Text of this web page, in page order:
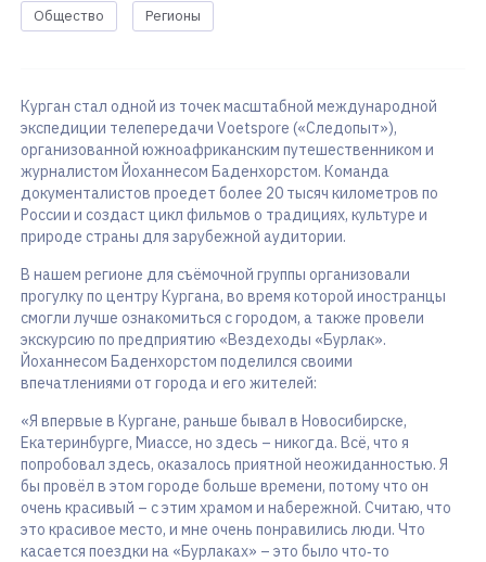
Общество Регионы
Курган стал одной из точек масштабной международной
экспедиции телепередачи Voetspore («Следопыт»),
организованной южноафриканским путешественником и
журналистом Йоханнесом Баденхорстом. Команда
документалистов проедет более 20 тысяч километров по
России и создаст цикл фильмов о традициях, культуре и
природе страны для зарубежной аудитории.
В нашем регионе для съёмочной группы организовали
прогулку по центру Кургана, во время которой иностранцы
смогли лучше ознакомиться с городом, а также провели
экскурсию по предприятию «Вездеходы «Бурлак».
Йоханнесом Баденхорстом поделился своими
впечатлениями от города и его жителей:
«Я впервые в Кургане, раньше бывал в Новосибирске,
Екатеринбурге, Миассе, но здесь – никогда. Всё, что я
попробовал здесь, оказалось приятной неожиданностью. Я
бы провёл в этом городе больше времени, потому что он
очень красивый – с этим храмом и набережной. Считаю, что
это красивое место, и мне очень понравились люди. Что
касается поездки на «Бурлаках» – это было что‑то